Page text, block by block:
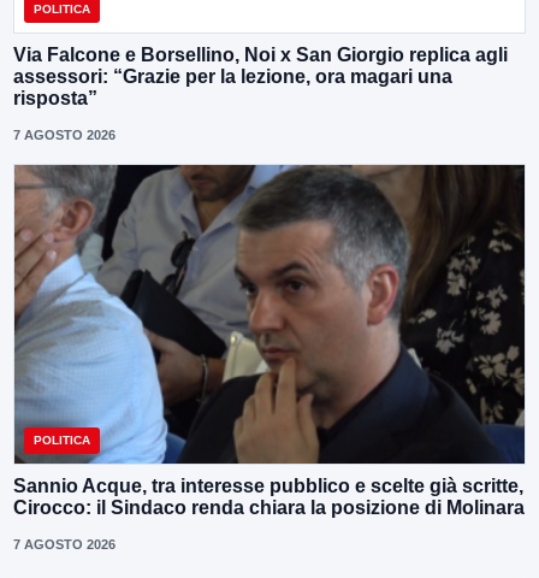
POLITICA
Via Falcone e Borsellino, Noi x San Giorgio replica agli
assessori: “Grazie per la lezione, ora magari una
risposta”
7 AGOSTO 2026
POLITICA
Sannio Acque, tra interesse pubblico e scelte già scritte,
Cirocco: il Sindaco renda chiara la posizione di Molinara
7 AGOSTO 2026